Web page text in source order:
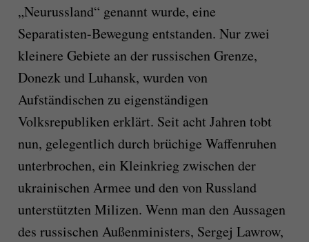
„Neurussland“ genannt wurde, eine
Separatisten-Bewegung entstanden. Nur zwei
kleinere Gebiete an der russischen Grenze,
Donezk und Luhansk, wurden von
Aufständischen zu eigenständigen
Volksrepubliken erklärt. Seit acht Jahren tobt
nun, gelegentlich durch brüchige Waffenruhen
unterbrochen, ein Kleinkrieg zwischen der
ukrainischen Armee und den von Russland
unterstützten Milizen. Wenn man den Aussagen
des russischen Außenministers, Sergej Lawrow,